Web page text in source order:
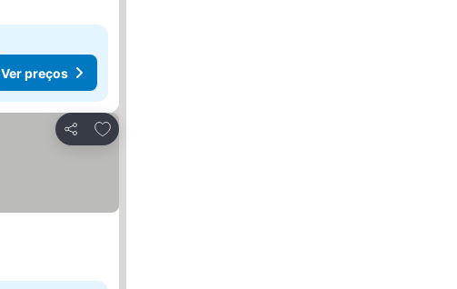
Ver preços
Partilhar
Adicionar aos favoritos